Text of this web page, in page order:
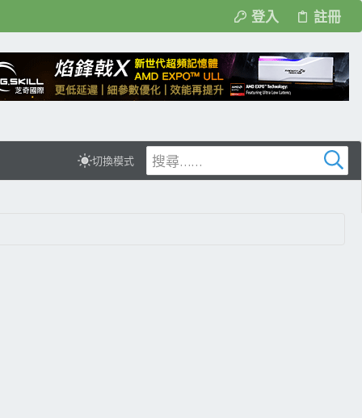
登入 註冊
切換模式